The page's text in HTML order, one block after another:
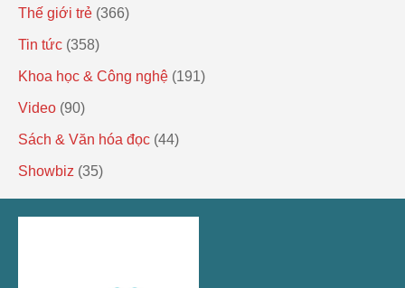
Thế giới trẻ (366)
Tin tức (358)
Khoa học & Công nghệ (191)
Video (90)
Sách & Văn hóa đọc (44)
Showbiz (35)